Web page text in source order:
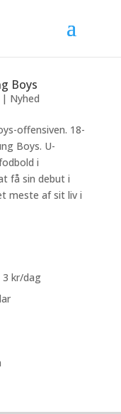
Boys
Nyhed
offensiven. 18-
Boys. U-
i
få sin debut i
meste af sit liv i
kr/dag